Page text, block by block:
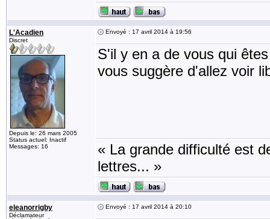
L'Acadien
Discret
Depuis le: 26 mars 2005
Status actuel: Inactif
Messages: 16
Envoyé : 17 avril 2014 à 19:56
S'il y en a de vous qui
vous suggère d'allez voir
« La grande difficulté est
lettres... »
eleanorrigby
Déclamateur
Envoyé : 17 avril 2014 à 20:10